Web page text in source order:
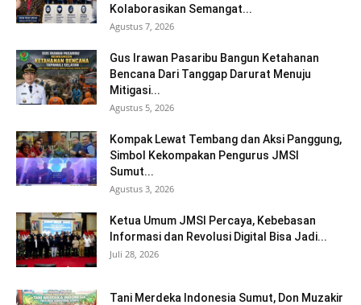
Kolaborasikan Semangat...
Agustus 7, 2026
Gus Irawan Pasaribu Bangun Ketahanan
Bencana Dari Tanggap Darurat Menuju
Mitigasi...
Agustus 5, 2026
Kompak Lewat Tembang dan Aksi Panggung,
Simbol Kekompakan Pengurus JMSI
Sumut...
Agustus 3, 2026
Ketua Umum JMSI Percaya, Kebebasan
Informasi dan Revolusi Digital Bisa Jadi...
Juli 28, 2026
Tani Merdeka Indonesia Sumut, Don Muzakir